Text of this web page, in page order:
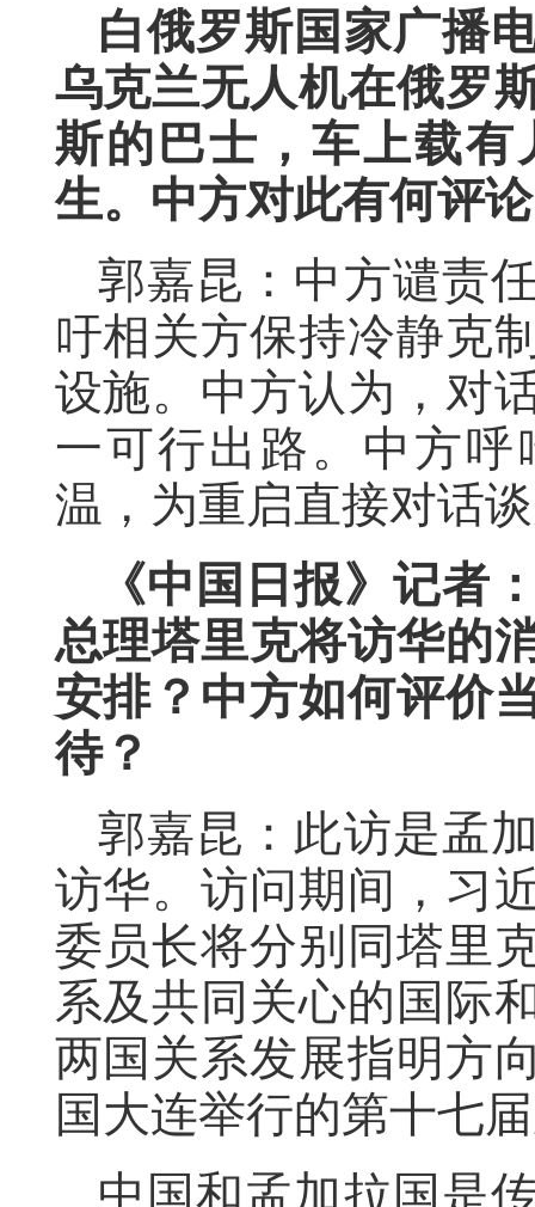
白俄罗斯国家广播
乌克兰无人机在俄罗
斯的巴士，车上载
生。中方对此有何评
郭嘉昆：中方谴责
吁相关方保持冷静克
设施。中方认为，对
一可行出路。中方
温，为重启直接对话
《中国日报》记者
总理塔里克将访华的
安排？中方如何评价
待？
郭嘉昆：此访是孟
访华。访问期间，习
委员长将分别同塔里
系及共同关心的国际
两国关系发展指明方
国大连举行的第十七
中国和孟加拉国是